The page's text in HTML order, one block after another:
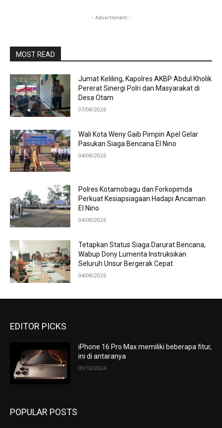
- Advertisment -
MOST READ
Jumat Keliling, Kapolres AKBP Abdul Kholik
Pererat Sinergi Polri dan Masyarakat di
Desa Otam
07/08/2026
Wali Kota Weny Gaib Pimpin Apel Gelar
Pasukan Siaga Bencana El Nino
04/08/2026
Polres Kotamobagu dan Forkopimda
Perkuat Kesiapsiagaan Hadapi Ancaman
El Nino
04/08/2026
Tetapkan Status Siaga Darurat Bencana,
Wabup Dony Lumenta Instruksikan
Seluruh Unsur Bergerak Cepat
04/08/2026
EDITOR PICKS
iPhone 16 Pro Max memiliki beberapa fitur,
ini di antaranya
09/10/2024
POPULAR POSTS